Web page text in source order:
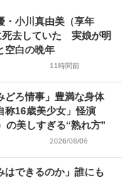
・小川真由美（享年
死去していた 実娘が明
空白の晩年
11時間前
どろ情事」豊満な身体
16歳美少女」怪演
の美しすぎる“熟れ方”
2026/08/06
はできるのか」誰にも